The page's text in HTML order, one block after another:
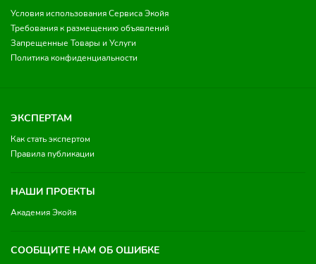
Условия использования Сервиса Экойя
Требования к размещению объявлений
Запрещенные Товары и Услуги
Политика конфиденциальности
ЭКСПЕРТАМ
Как стать экспертом
Правила публикации
НАШИ ПРОЕКТЫ
Академия Экойя
СООБЩИТЕ НАМ ОБ ОШИБКЕ